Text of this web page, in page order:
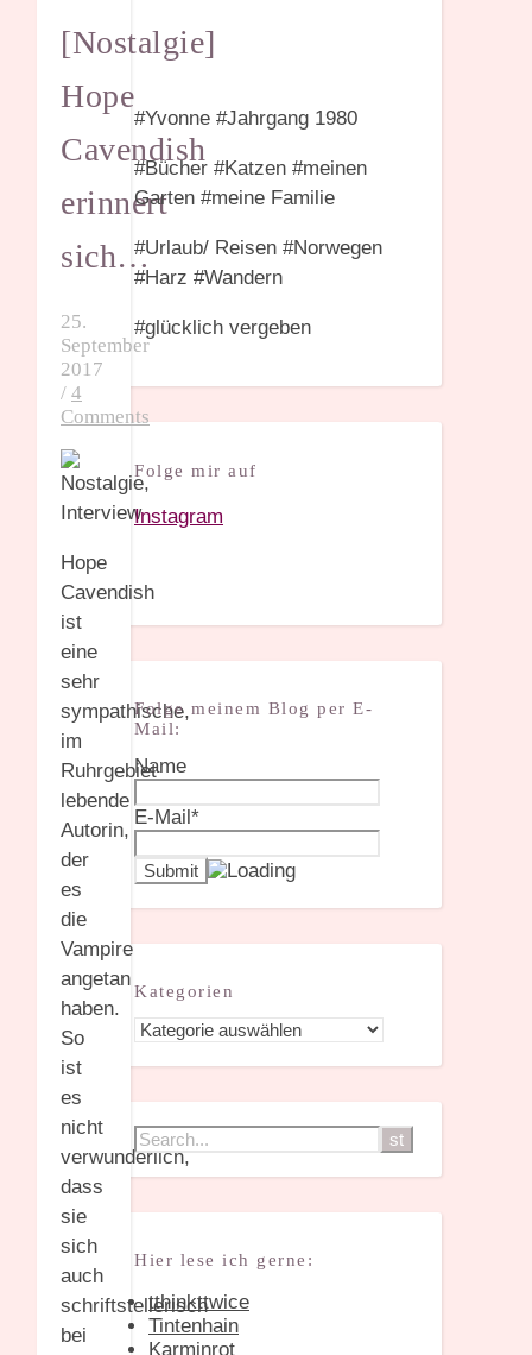
[Nostalgie]
Hope
Cavendish
erinnert
sich…
25.
September
2017
/ 4
Comments
Hope
Cavendish
ist
eine
sehr
sympathische,
im
Ruhrgebiet
lebende
Autorin,
der
es
die
Vampire
angetan
haben.
So
ist
es
nicht
verwunderlich,
dass
sie
sich
auch
schriftstellerisch
bei
#Yvonne #Jahrgang 1980
#Bücher #Katzen #meinen
Garten #meine Familie
#Urlaub/ Reisen #Norwegen
#Harz #Wandern
#glücklich vergeben
Folge mir auf
Instagram
Folge meinem Blog per E-
Mail:
Name
E-Mail*
Kategorien
Kategorien
Hier lese ich gerne:
tthinkttwice
Tintenhain
Karminrot